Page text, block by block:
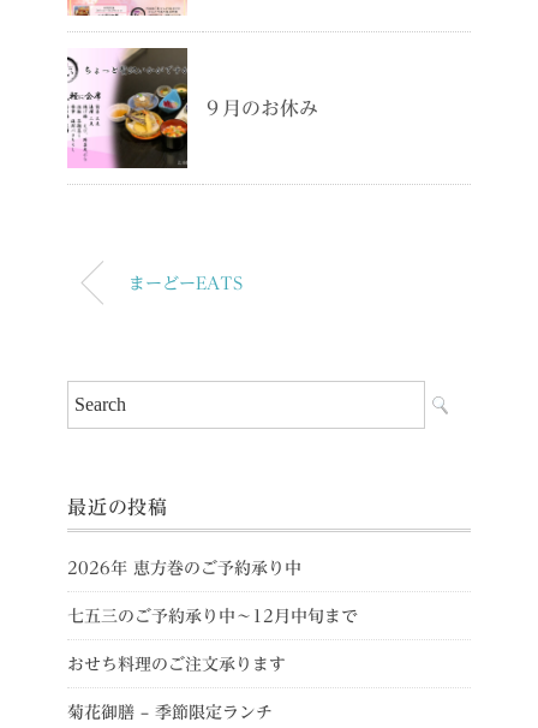
９月のお休み
まーどーEATS
最近の投稿
2026年 恵方巻のご予約承り中
七五三のご予約承り中～12月中旬まで
おせち料理のご注文承ります
菊花御膳 – 季節限定ランチ